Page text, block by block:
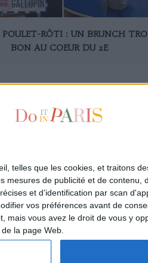
telles que les cookies, et traitons
de publicité et de contenu,
et d’identification par scan
vos préférences avant de
vous avez le droit de vous y
la page Web.
POULET-RÔTI : UN BRUNCH
BON AU COEUR DU 2E
Qui sommes-nous ?
Les auteurs
L'Appartement de la
L'espace annonceurs